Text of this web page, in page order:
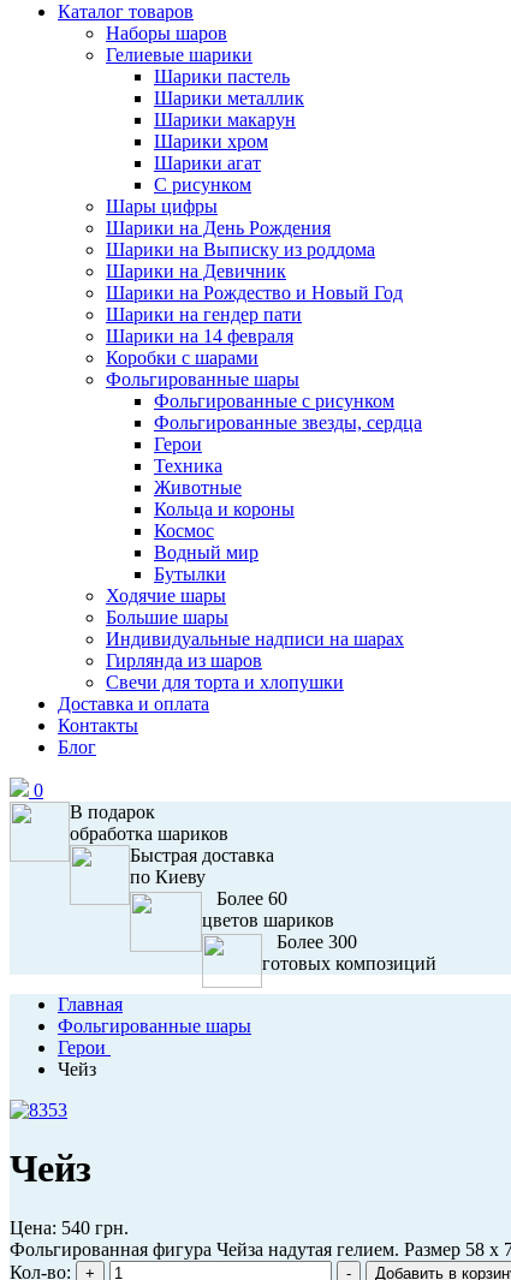
Каталог товаров
Наборы шаров
Гелиевые шарики
Шарики пастель
Шарики металлик
Шарики макарун
Шарики хром
Шарики агат
С рисунком
Шары цифры
Шарики на День Рождения
Шарики на Выписку из роддома
Шарики на Девичник
Шарики на Рождество и Новый Год
Шарики на гендер пати
Шарики на 14 февраля
Коробки с шарами
Фольгированные шары
Фольгированные с рисунком
Фольгированные звезды, сердца
Герои
Техника
Животные
Кольца и короны
Космос
Водный мир
Бутылки
Ходячие шары
Большие шары
Индивидуальные надписи на шарах
Гирлянда из шаров
Свечи для торта и хлопушки
Доставка и оплата
Контакты
Блог
0
В подарок
обработка шариков
Быстрая доставка
по Киеву
Более 60
цветов шариков
Более 300
готовых композиций
Главная
Фольгированные шары
Герои
Чейз
Чейз
Цена: 540 грн.
Фольгированная фигура Чейза надутая гелием. Размер 58
Кол-во: